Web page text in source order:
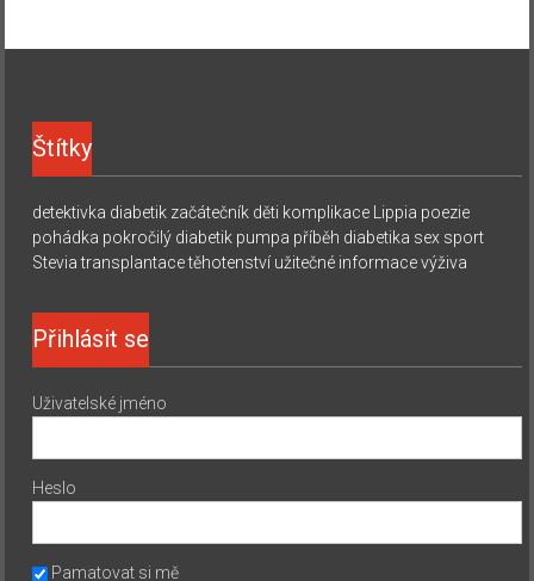
Štítky
detektivka diabetik začátečník děti komplikace Lippia poezie
pohádka pokročilý diabetik pumpa příběh diabetika sex sport
Stevia transplantace těhotenství užitečné informace výživa
Přihlásit se
Uživatelské jméno
Heslo
Pamatovat si mě